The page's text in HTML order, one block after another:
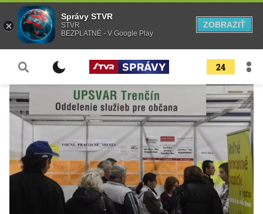
24
Správy STVR
STVR
BEZPLATNÉ - V Google Play
ZOBRAZIŤ